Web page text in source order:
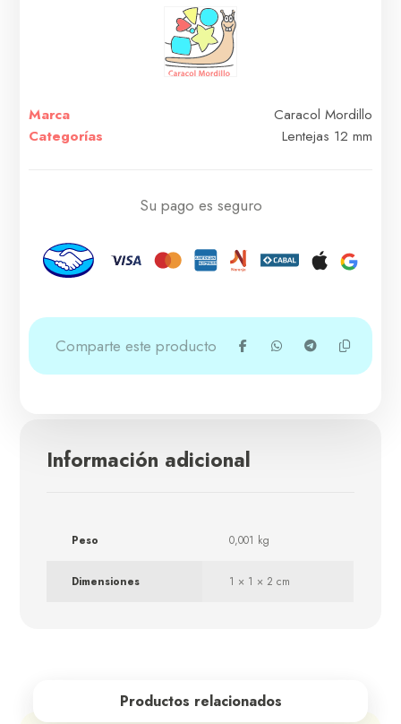
Marca
Caracol Mordillo
Categorías
Lentejas 12 mm
Su pago es seguro
Información adicional
Peso 0,001 kg
Dimensiones 1 × 1 × 2 cm
Productos relacionados